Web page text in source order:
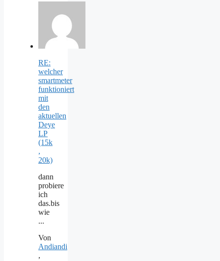
RE:
welcher
smartmeter
funktioniert
mit
den
aktuellen
Deye
LP
(15k
,
20k)
dann
probiere
ich
das.bis
wie
...
Von
Andiandi
,